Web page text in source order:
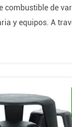
combustible de
y equipos. A